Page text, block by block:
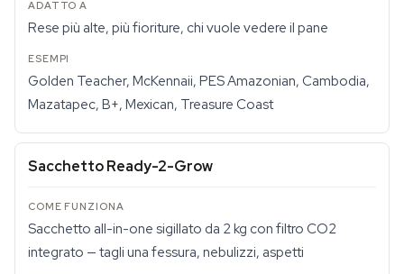
Rese più alte, più fioriture, chi vuole vedere il pane
Golden Teacher, McKennaii, PES Amazonian, Cambodia,
Mazatapec, B+, Mexican, Treasure Coast
Sacchetto Ready-2-Grow
Sacchetto all-in-one sigillato da 2 kg con filtro CO2
integrato — tagli una fessura, nebulizzi, aspetti